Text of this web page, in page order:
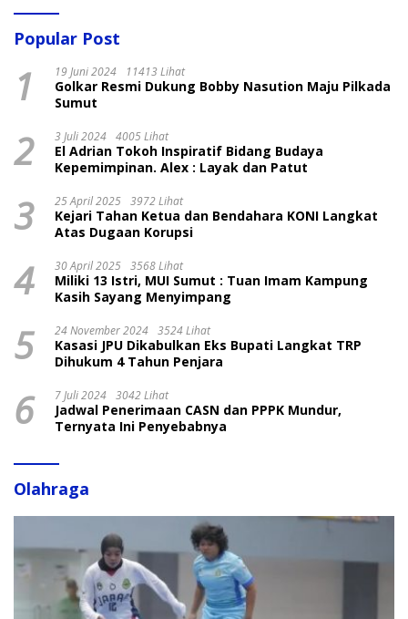
Popular Post
1 19 Juni 2024 11413 Lihat
Golkar Resmi Dukung Bobby Nasution Maju Pilkada
Sumut
2 3 Juli 2024 4005 Lihat
El Adrian Tokoh Inspiratif Bidang Budaya
Kepemimpinan. Alex : Layak dan Patut
3 25 April 2025 3972 Lihat
Kejari Tahan Ketua dan Bendahara KONI Langkat
Atas Dugaan Korupsi
4 30 April 2025 3568 Lihat
Miliki 13 Istri, MUI Sumut : Tuan Imam Kampung
Kasih Sayang Menyimpang
5 24 November 2024 3524 Lihat
Kasasi JPU Dikabulkan Eks Bupati Langkat TRP
Dihukum 4 Tahun Penjara
6 7 Juli 2024 3042 Lihat
Jadwal Penerimaan CASN dan PPPK Mundur,
Ternyata Ini Penyebabnya
Olahraga